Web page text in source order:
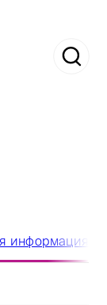
информация